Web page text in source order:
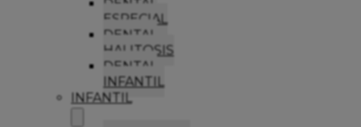
DENTAL
ESPECIAL
DENTAL
HALITOSIS
DENTAL
INFANTIL
INFANTIL